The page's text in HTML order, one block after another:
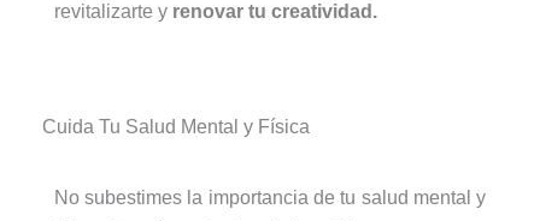
revitalizarte yrenovar tu creatividad.
Cuida Tu Salud Mental y Física
No subestimes la importancia de tu salud mental y